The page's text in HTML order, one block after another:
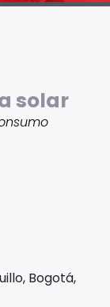
solar
Bogotá,